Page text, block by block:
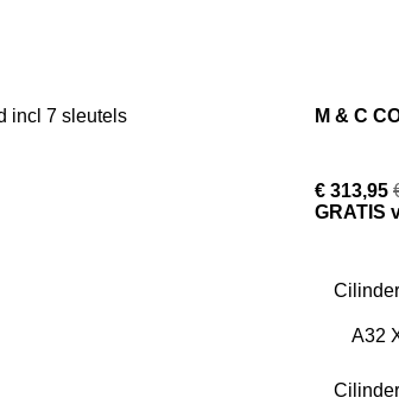
M & C
€ 313,95
GRATIS